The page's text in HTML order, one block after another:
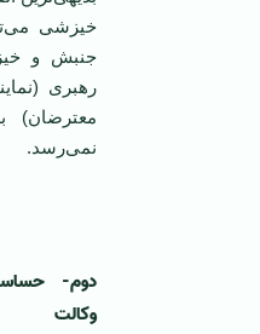
خیزشی
جنبش و
رهبری
معترضان)
نمی‌رسد.
دوم-
وکالت